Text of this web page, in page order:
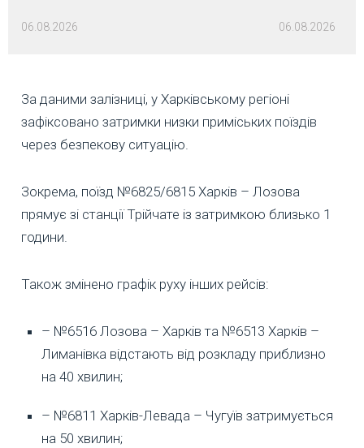
06.08.2026 06.08.2026
За даними залізниці, у Харківському регіоні
зафіксовано затримки низки приміських поїздів
через безпекову ситуацію.
Зокрема, поїзд №6825/6815 Харків – Лозова
прямує зі станції Трійчате із затримкою близько 1
години.
Також змінено графік руху інших рейсів:
– №6516 Лозова – Харків та №6513 Харків –
Лиманівка відстають від розкладу приблизно
на 40 хвилин;
– №6811 Харків-Левада – Чугуїв затримується
на 50 хвилин;